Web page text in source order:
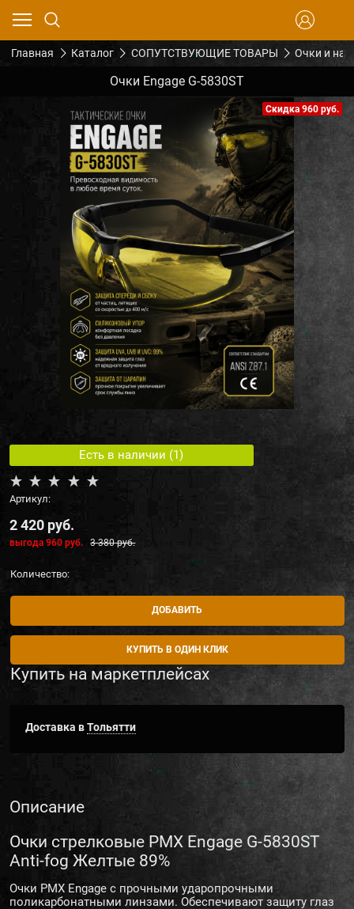
Главная Каталог СОПУТСТВУЮЩИЕ ТОВАРЫ Очки и
Очки Engage G-5830ST
Скидка 960 руб.
Есть в наличии (1)
Артикул:
3 380 руб.
2 420 руб.
выгода 960 руб.
Количество:
ДОБАВИТЬ
КУПИТЬ В ОДИН КЛИК
Купить на маркетплейсах
Доставка вТольятти
Описание
Очки стрелковые PMX Engage G-5830ST
Anti-fog Желтые 89%
Очки PMX Engage с прочными ударопрочными
поликарбонатными линзами. Обеспечивают защиту глаз